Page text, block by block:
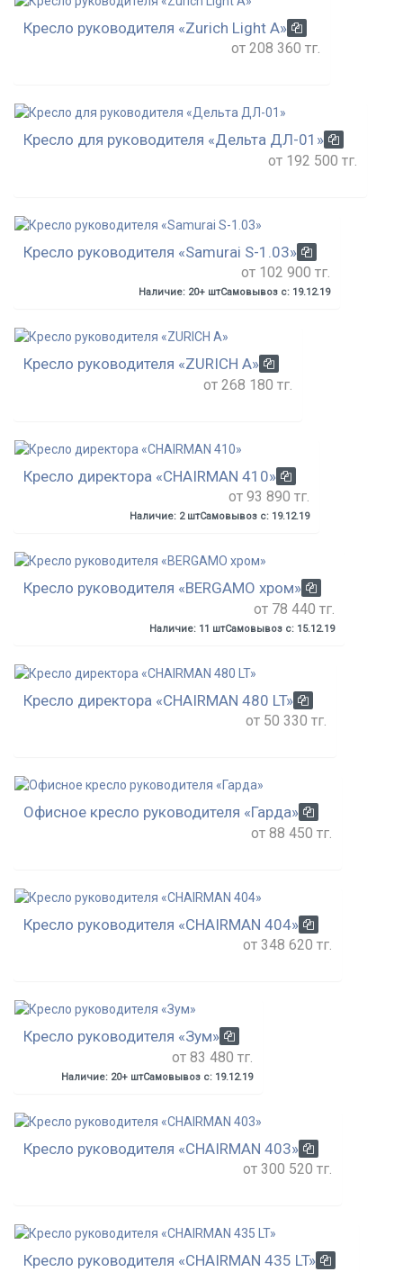
Кресло руководителя «Zurich Light A»
от 208 360 тг.
Кресло для руководителя «Дельта ДЛ-01»
от 192 500 тг.
Кресло руководителя «Samurai S-1.03»
от 102 900 тг.
Наличие: 20+ штСамовывоз с: 19.12.19
Кресло руководителя «ZURICH A»
от 268 180 тг.
Кресло директора «CHAIRMAN 410»
от 93 890 тг.
Наличие: 2 штСамовывоз с: 19.12.19
Кресло руководителя «BERGAMO хром»
от 78 440 тг.
Наличие: 11 штСамовывоз с: 15.12.19
Кресло директора «CHAIRMAN 480 LT»
от 50 330 тг.
Офисное кресло руководителя «Гарда»
от 88 450 тг.
Кресло руководителя «CHAIRMAN 404»
от 348 620 тг.
Кресло руководителя «Зум»
от 83 480 тг.
Наличие: 20+ штСамовывоз с: 19.12.19
Кресло руководителя «CHAIRMAN 403»
от 300 520 тг.
Кресло руководителя «CHAIRMAN 435 LT»